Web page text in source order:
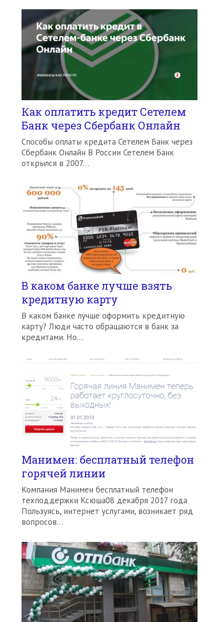
Как оплатить кредит Сетелем
Банк через Сбербанк Онлайн
Способы оплаты кредита Сетелем Банк через
Сбербанк Онлайн В России Сетелем Банк
открылся в 2007…
В каком банке лучше взять
кредитную карту
В каком банке лучше оформить кредитную
карту? Люди часто обращаются в банк за
кредитами. Но…
Манимен: бесплатный телефон
горячей линии
Компания Манимен бесплатный телефон
техподдержки Ксюша08 декабря 2017 года
Пользуясь, интернет услугами, возникает ряд
вопросов…